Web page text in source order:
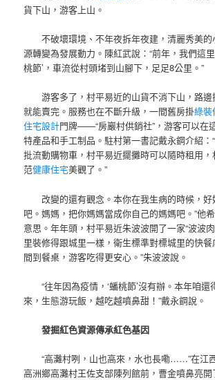
貨下山，游客上山。
不破壞環境、不年夜拆年夜建，清麗秀美
源轉變為發展動力。陳紅武說：“前年，我們這
桃節’，車流從村頭堵到山腳下，足足8公里。”
游客多了，村平易近的山貨不消下山，路邊
就能賣完。服務也在不斷升級，一間舊房掛綠裝
住宅設計門牌——“房巖村供銷社”，游客可以在
特產品和手工制品。駐村第一書記戴永鋼介紹：
批流動購物車，村平易近擺攤時可以隨時租用
范健康住宅美觀了。”
改變的還有觀念。本你在我生病的時候，好
吧。媽媽，把你媽媽當成你自己的媽媽吧。”他
意思。年年頭，村平易近朱波波開了一家“波波
里裝修得跟城里一樣，衛生標準對標城里的快
間到餐桌，游客吃得更安心。”朱波波說。
“往年因為疫情，‘蟠桃節’沒有辦。本年咱
來，生態游玩飯，越吃越噴鼻甜！”戴永鋼說。
發掘紅色資源傳承紅色基因
“高灘村咧，山也高來，水也長嘞……”在江
高洲鄉高灘村王佐支部陳列館前，曹金噴鼻亮